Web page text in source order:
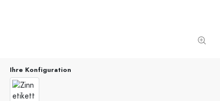
Ihre Konfiguration